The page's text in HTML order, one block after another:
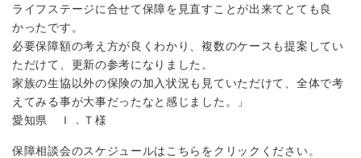
ライフステージに合せて保障を見直すことが出来てとても良
かったです。
必要保障額の考え方が良くわかり、複数のケースも提案してい
ただけて、更新の参考になりました。
家族の生協以外の保険の加入状況も見ていただけて、全体で考
えてみる事が大事だったなと感じました。」
愛知県 Ｉ．Ｔ様
保障相談会のスケジュールはこちらをクリックください。